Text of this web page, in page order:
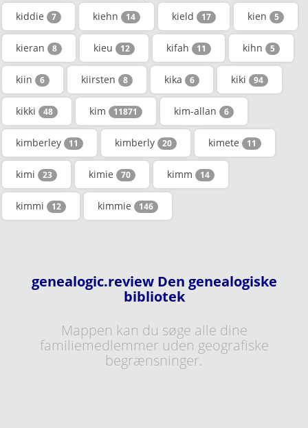
kiddie 7 kiehn 14 kield 17 kien 5
kieran 8 kieu 12 kifah 11 kihn 5
kiin 6 kiirsten 8 kika 6 kiki 94
kikki 48 kim 11871 kim-allan 6
kimberley 11 kimberly 20 kimete 11
kimi 23 kimie 70 kimm 14
kimmi 12 kimmie 146
genealogic.review Den genealogiske
bibliotek
Mappen kan du søge alle dine
familiemedlemmer uden geografiske
begrænsninger.